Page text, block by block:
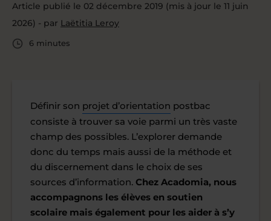
Article publié le 02 décembre 2019 (mis à jour le 11 juin
2026) - par Laëtitia Leroy
6 minutes
Définir son projet d’orientation postbac
consiste à trouver sa voie parmi un très vaste
champ des possibles. L’explorer demande
donc du temps mais aussi de la méthode et
du discernement dans le choix de ses
sources d’information. Chez Acadomia, nous
accompagnons les élèves en soutien
scolaire mais également pour les aider à s’y